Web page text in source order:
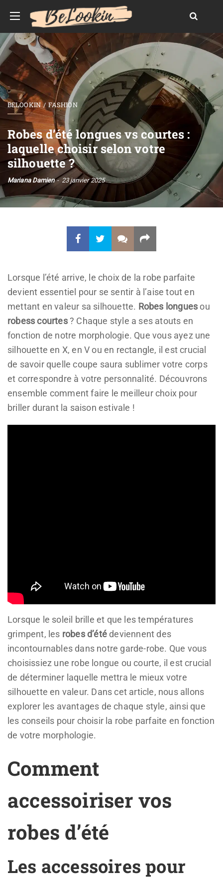
BELOOKIN FASHION
Robes d’été longues vs courtes :
laquelle choisir selon votre
silhouette ?
Mariana Damien 23 janvier 2025
Lorsque l’été arrive, le choix de la robe parfaite
devient essentiel pour se sentir à l’aise tout en
mettant en valeur sa silhouette. Robes longuesou
robess courtes? Chaque style a ses atouts en
fonction de notre morphologie. Que vous ayez une
silhouette en X, en V ou en rectangle, il est crucial
de savoir quelle coupe saura sublimer votre corps
et correspondre à votre personnalité. Découvrons
ensemble comment faire le meilleur choix pour
briller durant la saison estivale !
Lorsque le soleil brille et que les températures
grimpent, les robes d’été deviennent des
incontournables dans notre garde-robe. Que vous
choisissiez une robe longue ou courte, il est crucial
de déterminer laquelle mettra le mieux votre
silhouette en valeur. Dans cet article, nous allons
explorer les avantages de chaque style, ainsi que
les conseils pour choisir la robe parfaite en fonction
de votre morphologie.
Comment
accessoiriser vos
robes d’été
Les accessoires pour